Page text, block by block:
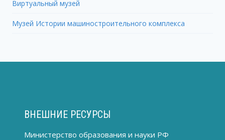
Виртуальный музей
Музей Истории машиностроительного комплекса
ВНЕШНИЕ РЕСУРСЫ
Министерство образования и науки РФ